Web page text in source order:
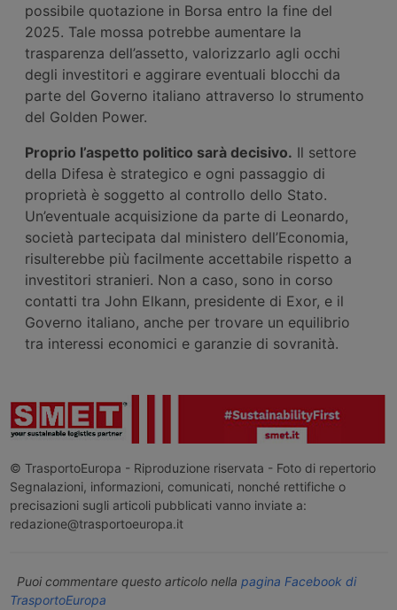
possibile quotazione in Borsa entro la fine del
2025. Tale mossa potrebbe aumentare la
trasparenza dell’assetto, valorizzarlo agli occhi
degli investitori e aggirare eventuali blocchi da
parte del Governo italiano attraverso lo strumento
del Golden Power.
Proprio l’aspetto politico sarà decisivo. Il settore
della Difesa è strategico e ogni passaggio di
proprietà è soggetto al controllo dello Stato.
Un’eventuale acquisizione da parte di Leonardo,
società partecipata dal ministero dell’Economia,
risulterebbe più facilmente accettabile rispetto a
investitori stranieri. Non a caso, sono in corso
contatti tra John Elkann, presidente di Exor, e il
Governo italiano, anche per trovare un equilibrio
tra interessi economici e garanzie di sovranità.
© TrasportoEuropa - Riproduzione riservata - Foto di repertorio
Segnalazioni, informazioni, comunicati, nonché rettifiche o
precisazioni sugli articoli pubblicati vanno inviate a:
redazione@trasportoeuropa.it
Puoi commentare questo articolo nella pagina Facebook di
TrasportoEuropa